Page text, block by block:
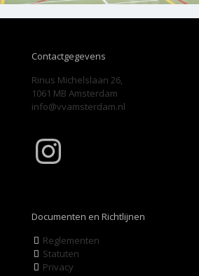
Contactgegevens
Rinus Michelslaan 26,
1061 MB Amsterdam
info@vvamsterdam.nl
Instagram
Documenten en Richtlijnen
Reglementen
Statuten
Privacy